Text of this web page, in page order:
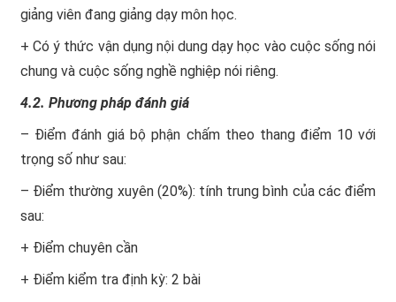
giảng viên đang giảng dạy môn học.
+ Có ý thức vận dụng nội dung dạy học vào cuộc sống nói
chung và cuộc sống nghề nghiệp nói riêng.
4.2. Phương pháp đánh giá
– Điểm đánh giá bộ phận chấm theo thang điểm 10 với
trọng số như sau:
– Điểm thường xuyên (20%): tính trung bình của các điểm
sau:
+ Điểm chuyên cần
+ Điểm kiểm tra định kỳ: 2 bài